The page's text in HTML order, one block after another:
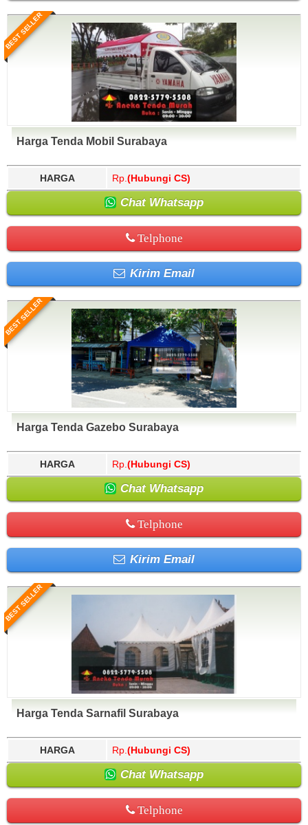
BEST SELLER
Harga Tenda Mobil Surabaya
HARGA Rp. (Hubungi CS)
Chat Whatsapp
Telphone
Kirim Email
BEST SELLER
Harga Tenda Gazebo Surabaya
HARGA Rp. (Hubungi CS)
Chat Whatsapp
Telphone
Kirim Email
BEST SELLER
Harga Tenda Sarnafil Surabaya
HARGA Rp. (Hubungi CS)
Chat Whatsapp
Telphone